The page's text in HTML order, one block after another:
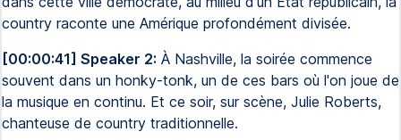
country raconte une Amérique profondément divisée.
[00:00:41] Speaker 2: À Nashville, la soirée commence
souvent dans un honky-tonk, un de ces bars où l'on joue de
la musique en continu. Et ce soir, sur scène, Julie Roberts,
chanteuse de country traditionnelle.